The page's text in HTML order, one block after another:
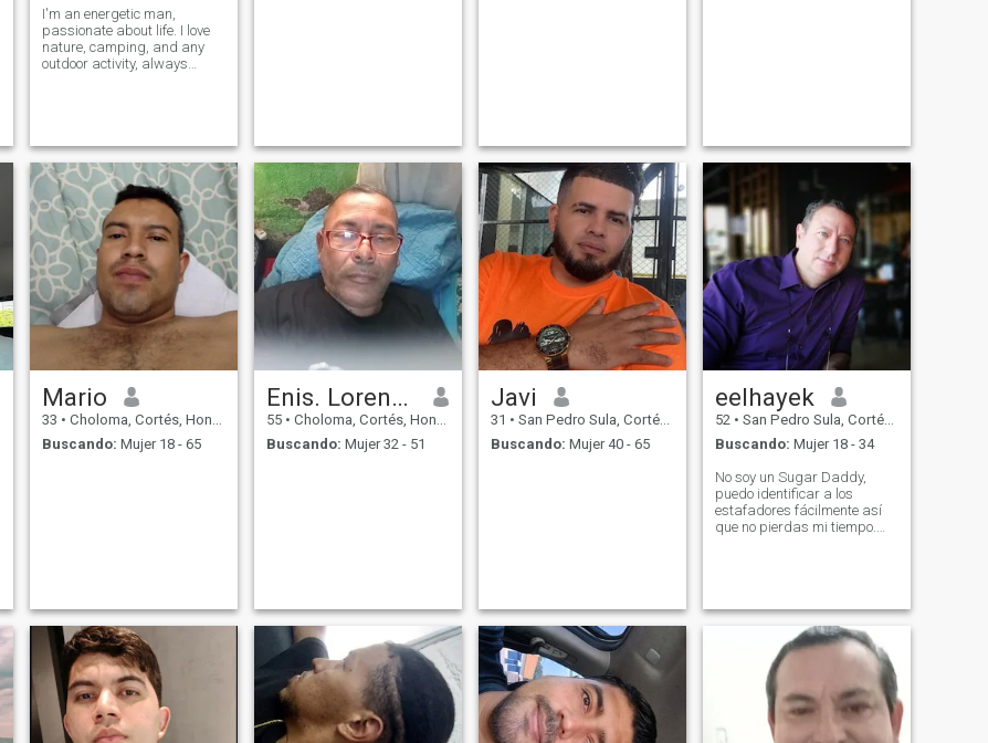
I'm an energetic man,
passionate about life. I love
nature, camping, and any
outdoor activity, always
live every day with joy and
optimism. I'm looki
Mario
33 • Choloma, Cortés, Honduras
Buscando: Mujer 18 - 65
Enis. Lorenzo.
55 • Choloma, Cortés, Honduras
Buscando: Mujer 32 - 51
Javi
31 • San Pedro Sula, Cortés, Honduras
Buscando: Mujer 40 - 65
eelhayek
52 • San Pedro Sula, Cortés, Honduras
Buscando: Mujer 18 - 34
No soy un Sugar Daddy,
puedo identificar a los
estafadores fácilmente así
que no pierdas mi tiempo.